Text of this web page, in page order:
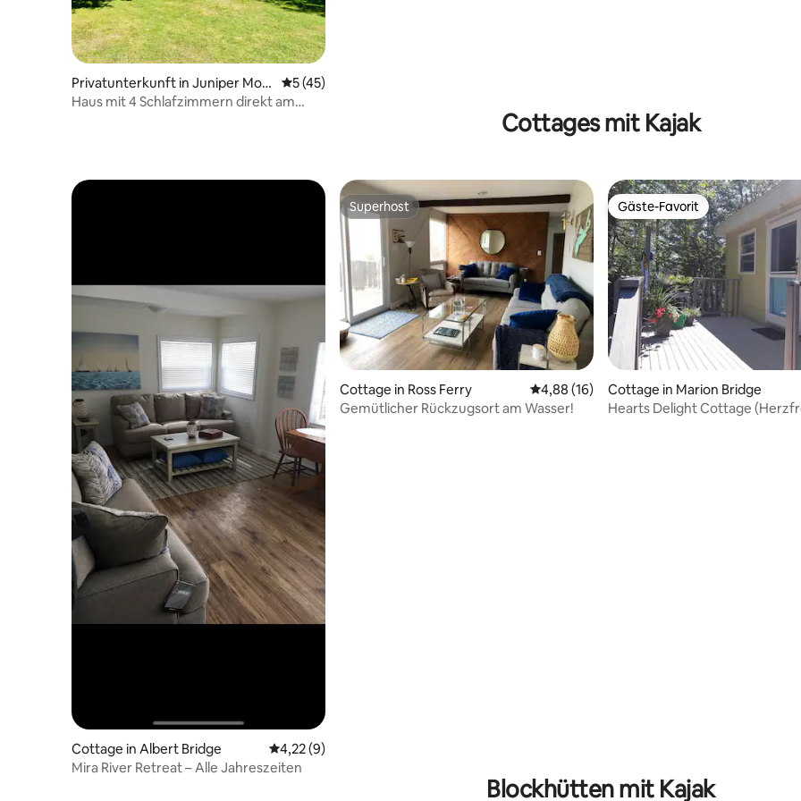
Privatunterkunft in Juniper Mou
ntain
Durchschnittliche Bewertung: 5 von 5, 45 Bewertungen
5 (45)
Haus mit 4 Schlafzimmern direkt am
Cottages mit Kajak
Cottage in Albert Bridge Durchschnittliche Bewertung: 4,22 von 5, 9 Bewertungen
4,22 (9)
Mira River Retreat – Alle Jahreszeiten
Superhost
Superhost
Cottage in Ross Ferry Durchschnittliche Bewertung: 4,88 von 5,
4,88 (16)
Gemütlicher Rückzugsort am Wasser!
Gäste-Favorit
Gäste-Favorit
Cottage in Marion Bridge
Hearts Delight Cottage
Blockhütten mit Kajak